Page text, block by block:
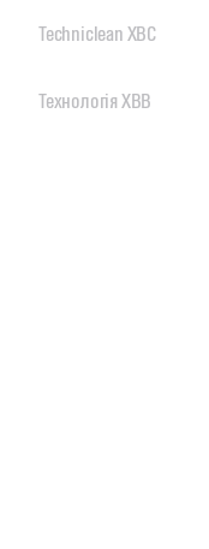
Techniclean XBC
Технологія XBB